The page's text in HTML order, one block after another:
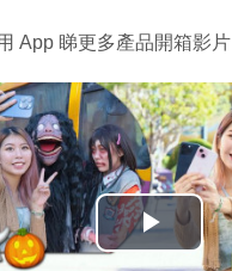
App 睇更多產品開箱影片
播